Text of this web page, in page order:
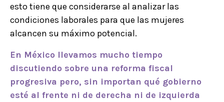
esto tiene que considerarse al analizar las
condiciones laborales para que las mujeres
alcancen su máximo potencial.
En México llevamos mucho tiempo
discutiendo sobre una reforma fiscal
progresiva pero, sin importan qué gobierno
esté al frente ni de derecha ni de izquierda